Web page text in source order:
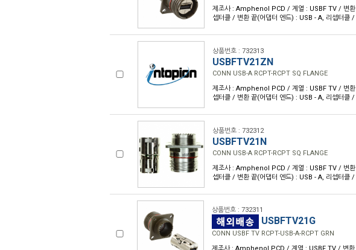
제조사 : Amphenol PCD / 계열 : USBF TV / 변환
셉터클 / 변환 끝(어댑터 엔드) : USB - A, 리셉터클
상품번호 : 732313
USBFTV21ZN
CONN USB-A RCPT-RCPT SQ FLANGE
제조사 : Amphenol PCD / 계열 : USBF TV / 변환
셉터클 / 변환 끝(어댑터 엔드) : USB - A, 리셉터클
상품번호 : 732312
USBFTV21N
CONN USB-A RCPT-RCPT SQ FLANGE
제조사 : Amphenol PCD / 계열 : USBF TV / 변환
셉터클 / 변환 끝(어댑터 엔드) : USB - A, 리셉터클
상품번호 : 732311
USBFTV21G
CONN USBF TV RCPT-USB-A-RCPT GRN